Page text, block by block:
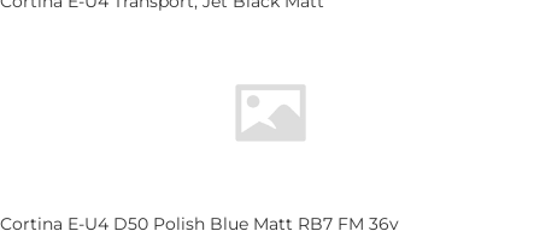
Cortina E-U4 D50 Polish Blue Matt RB7 FM 36v